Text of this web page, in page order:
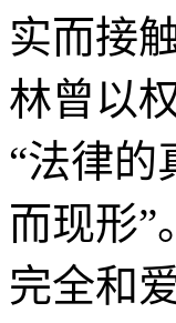
实而接
林曾以
“法律的
而现形”
完全和